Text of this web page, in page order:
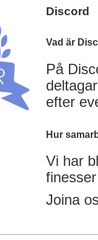
Discord
Vad är
På
efter
Hur
Vi har
Joina